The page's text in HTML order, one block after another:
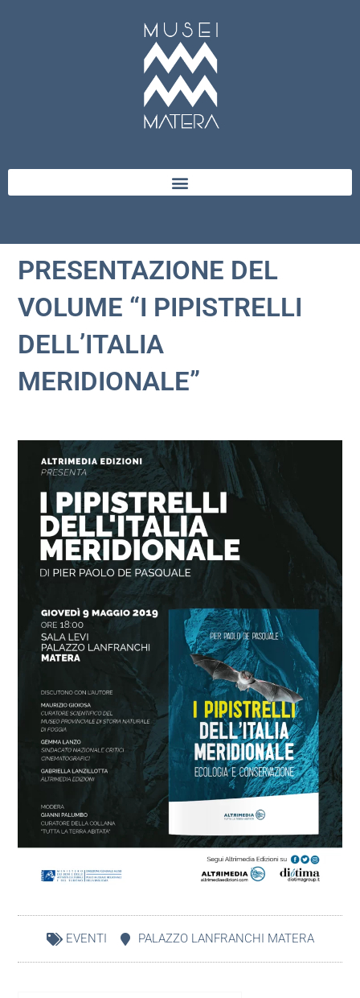
PRESENTAZIONE DEL
VOLUME “I PIPISTRELLI
DELL’ITALIA
MERIDIONALE”
EVENTI PALAZZO LANFRANCHI MATERA